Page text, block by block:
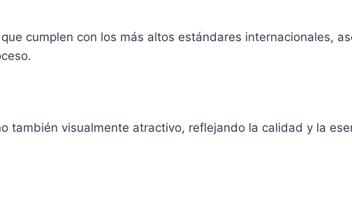
cumplen con los más altos estándares internacionales,
también visualmente atractivo, reflejando la calidad y la